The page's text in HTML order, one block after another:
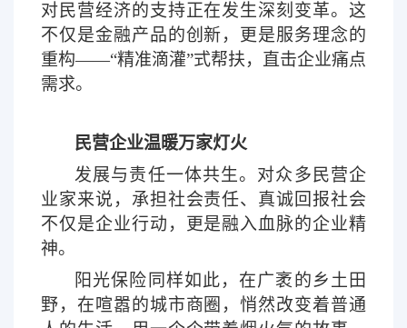
对民营经济的支持正在发生深刻变革。这
不仅是金融产品的创新，更是服务理念的
重构——“精准滴灌”式帮扶，直击企业痛点
需求。
民营企业温暖万家灯火
发展与责任一体共生。对众多民营企
业家来说，承担社会责任、真诚回报社会
不仅是企业行动，更是融入血脉的企业精
神。
阳光保险同样如此，在广袤的乡土田
野，在喧嚣的城市商圈，悄然改变着普通